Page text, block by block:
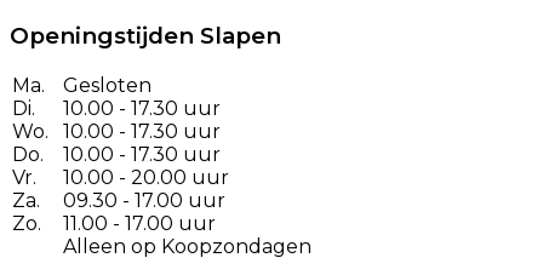
Openingstijden Slapen
Ma.
Di.
Wo.
Do.
Vr.
Za.
Zo.
Gesloten
10.00 - 17.30 uur
10.00 - 17.30 uur
10.00 - 17.30 uur
10.00 - 20.00 uur
09.30 - 17.00 uur
11.00 - 17.00 uur
Alleen op Koopzondagen